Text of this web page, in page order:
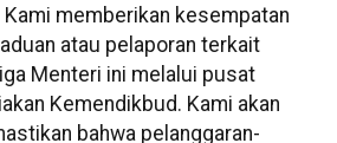
memberikan kesempatan
atau pelaporan terkait
Menteri ini melalui pusat
Kemendikbud. Kami akan
bahwa pelanggaran-